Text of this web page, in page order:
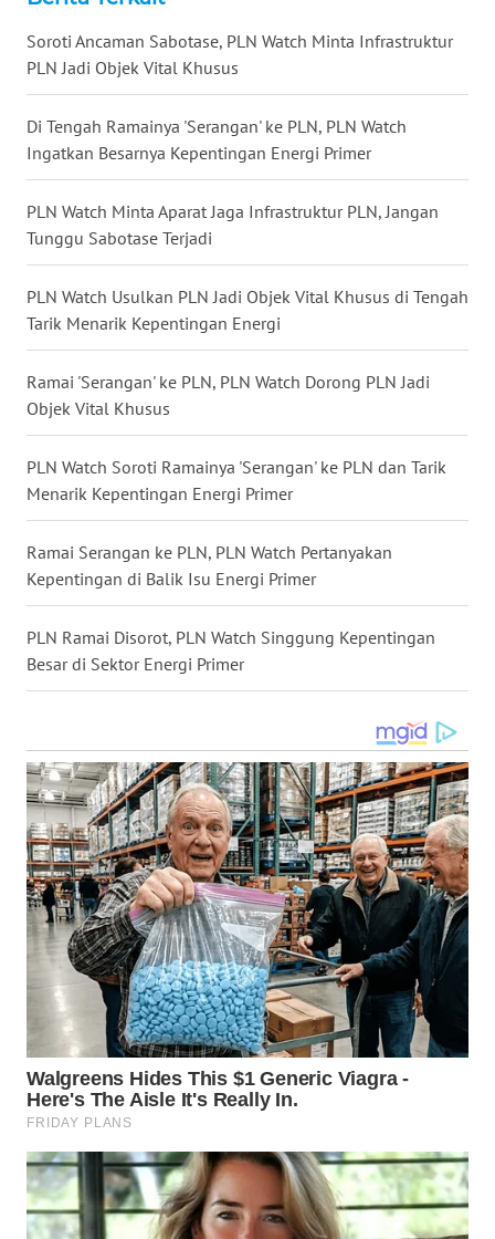
Soroti Ancaman Sabotase, PLN Watch Minta Infrastruktur
PLN Jadi Objek Vital Khusus
Di Tengah Ramainya 'Serangan' ke PLN, PLN Watch
Ingatkan Besarnya Kepentingan Energi Primer
PLN Watch Minta Aparat Jaga Infrastruktur PLN, Jangan
Tunggu Sabotase Terjadi
PLN Watch Usulkan PLN Jadi Objek Vital Khusus di Tengah
Tarik Menarik Kepentingan Energi
Ramai 'Serangan' ke PLN, PLN Watch Dorong PLN Jadi
Objek Vital Khusus
PLN Watch Soroti Ramainya 'Serangan' ke PLN dan Tarik
Menarik Kepentingan Energi Primer
Ramai Serangan ke PLN, PLN Watch Pertanyakan
Kepentingan di Balik Isu Energi Primer
PLN Ramai Disorot, PLN Watch Singgung Kepentingan
Besar di Sektor Energi Primer
KALTARA
WN
KALSEL
WN
WN
WN
MALUKU
WN
MALUT
WN
DAIRI
WN
DANAU
TOBA
WN
NIAS
WN
LANGKAT
WN
TAPANULI
SELATAN
WN
LESUNG
WN